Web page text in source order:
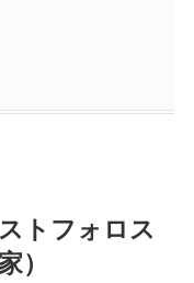
トフォロス
）